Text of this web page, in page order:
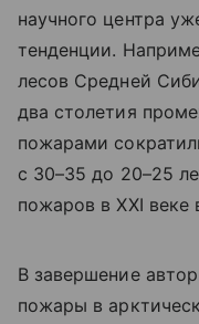
научного центра
тенденции.
лесов Средней
два столетия
пожарами
с 30–35 до 20–25
пожаров в XXI веке
В завершение
пожары в